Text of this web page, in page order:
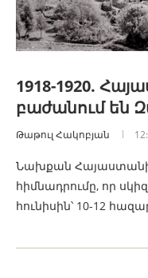
1918-1920.
բաժանում են
Թաթուլ Հակոբյան
Նախքան
հիմնադրումը, որ
հունիսին՝ 10-12